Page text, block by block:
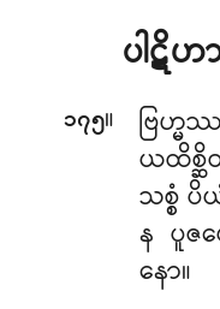
ပါဋိဟ
၁၇၅။
ဗြဟ္မ
ယထိစ္
သစ္စံ
န ပူဇ
နော။